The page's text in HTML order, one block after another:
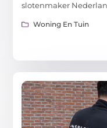
slotenmaker
Woning En Tuin